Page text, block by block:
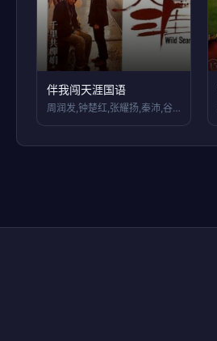
伴我闯天涯国语
周润发,钟楚红,张耀扬,秦沛,谷峰,刘江